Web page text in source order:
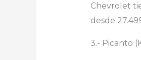
Chevrolet
desde
3.- Picanto